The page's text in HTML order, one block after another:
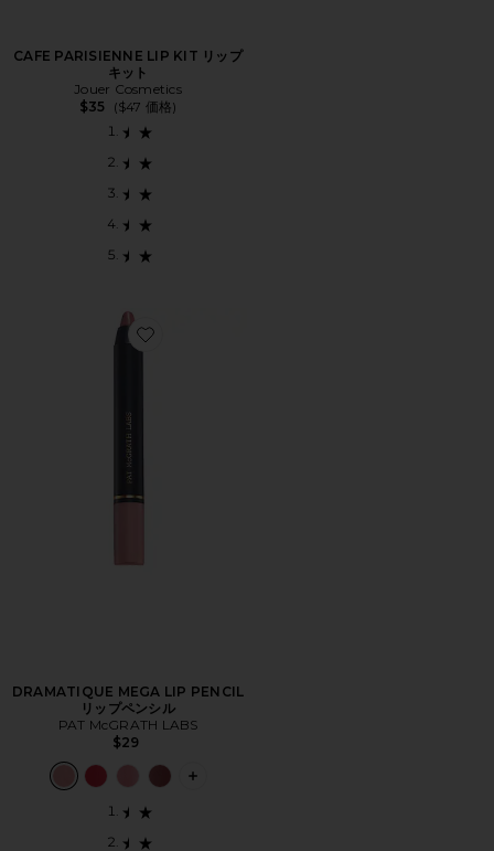
CAFE PARISIENNE LIP KIT リップ
キット
Jouer Cosmetics
$35 ($47 価格)
Favorite DRAMATIQUE MEGA LIP PENCIL リップペン
DRAMATIQUE MEGA LIP PENCIL
リップペンシル
PAT McGRATH LABS
$29
PLUS ICON TO SEE MORE OPTIONS